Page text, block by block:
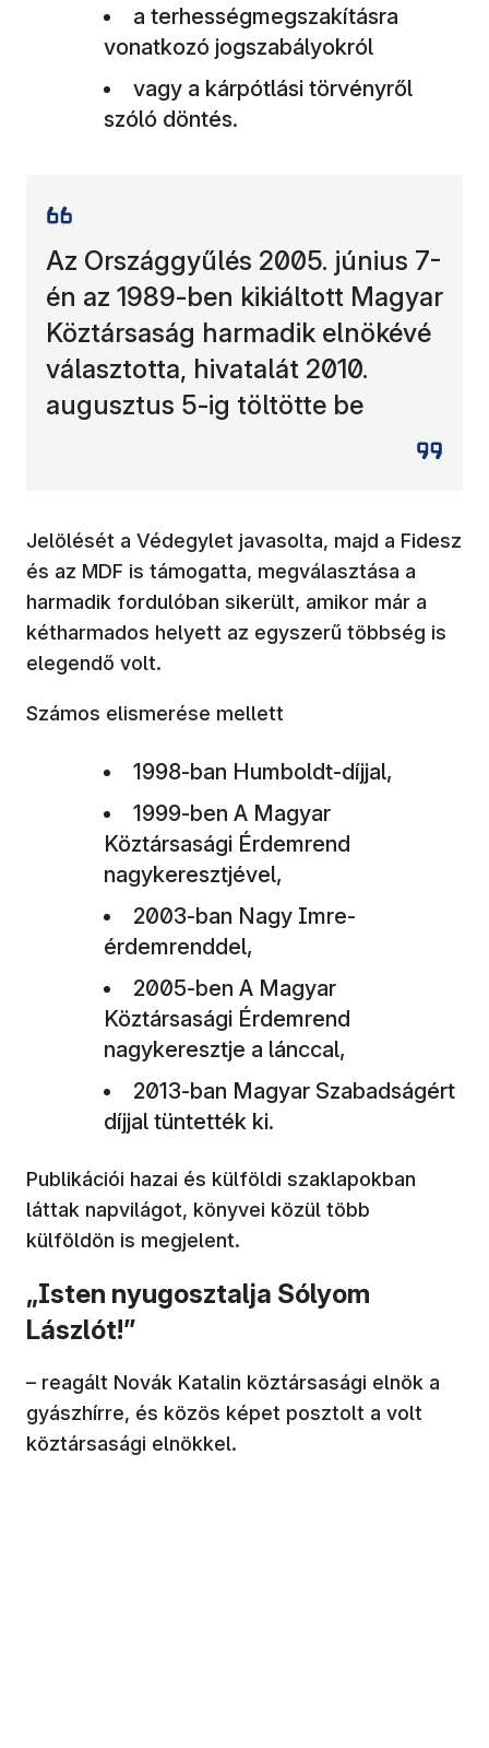
a terhességmegszakításra
vonatkozó jogszabályokról
vagy a kárpótlási törvényről
szóló döntés.
Az Országgyűlés 2005. június 7-
én az 1989-ben kikiáltott Magyar
Köztársaság harmadik elnökévé
választotta, hivatalát 2010.
augusztus 5-ig töltötte be
Jelölését a Védegylet javasolta, majd a Fidesz
és az MDF is támogatta, megválasztása a
harmadik fordulóban sikerült, amikor már a
kétharmados helyett az egyszerű többség is
elegendő volt.
Számos elismerése mellett
1998-ban Humboldt-díjjal,
1999-ben A Magyar
Köztársasági Érdemrend
nagykeresztjével,
2003-ban Nagy Imre-
érdemrenddel,
2005-ben A Magyar
Köztársasági Érdemrend
nagykeresztje a lánccal,
2013-ban Magyar Szabadságért
díjjal tüntették ki.
Publikációi hazai és külföldi szaklapokban
láttak napvilágot, könyvei közül több
külföldön is megjelent.
„Isten nyugosztalja Sólyom
Lászlót!”
– reagált Novák Katalin köztársasági elnök a
gyászhírre, és közös képet posztolt a volt
köztársasági elnökkel.